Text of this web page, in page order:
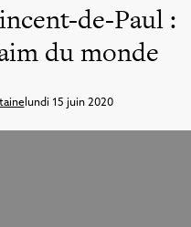
de-Paul :
du monde
lundi 15 juin 2020